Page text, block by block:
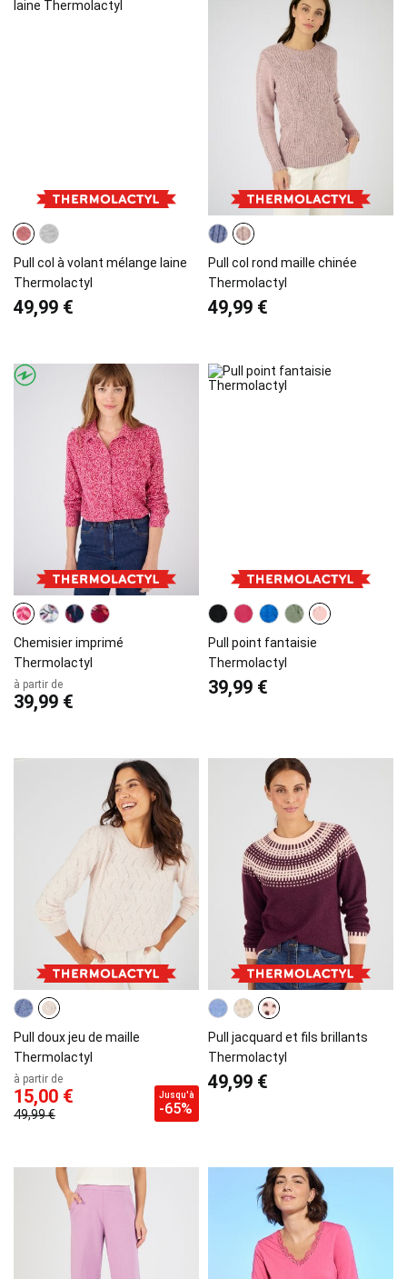
Pull col à volant mélange laine
Thermolactyl
49,99 €
Pull col rond maille chinée
Thermolactyl
49,99 €
Chemisier imprimé
Thermolactyl
à partir de
39,99 €
Pull point fantaisie
Thermolactyl
39,99 €
Pull doux jeu de maille
Thermolactyl
à partir de
15,00 €
49,99 €
Jusqu'à
-65%
Pull jacquard et fils brillants
Thermolactyl
49,99 €